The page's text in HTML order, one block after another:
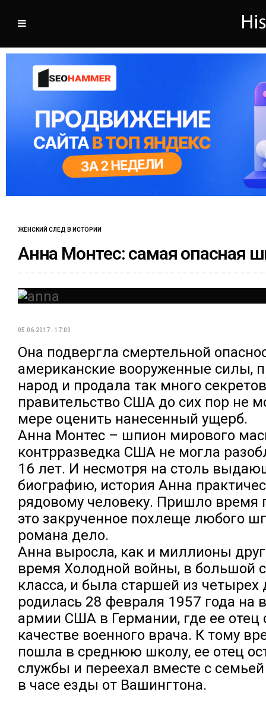
ЖЕНСКИЙ СЛЕД В ИСТОРИИ
Анна Монтес: самая опасная
05.06.2017 - 17:00
Она подвергла смертельной
американские вооруженные силы,
народ и продала так много
правительство США до сих пор не
мере оценить нанесенный ущерб.
Анна Монтес – шпион мирового
контрразведка США не могла
16 лет. И несмотря на столь
биографию, история Анна
рядовому человеку. Пришло время
это закрученное похлеще любого
романа дело.
Анна выросла, как и миллионы
время Холодной войны, в большой
класса, и была старшей из четырех
родилась 28 февраля 1957 года на
армии США в Германии, где ее отец
качестве военного врача. К тому
пошла в среднюю школу, ее отец
службы и переехал вместе с семьей
в часе езды от Вашингтона.